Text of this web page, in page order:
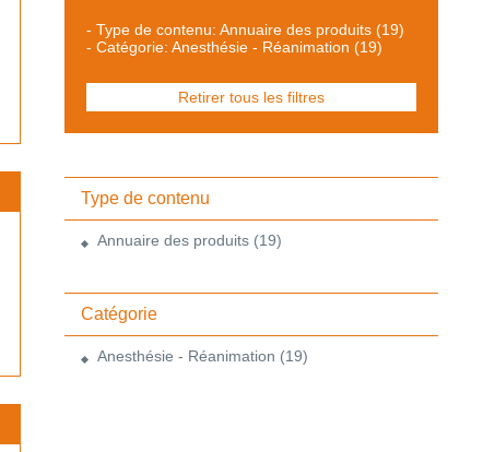
- Type de contenu: Annuaire des produits (19)
- Catégorie: Anesthésie - Réanimation (19)
Retirer tous les filtres
Type de contenu
Annuaire des produits (19)
Catégorie
Anesthésie - Réanimation (19)